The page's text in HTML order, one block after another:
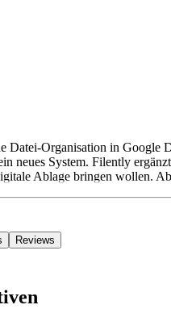
Datei-Organisation in
neues System. Filently
Ablage bringen wollen.
Reviews